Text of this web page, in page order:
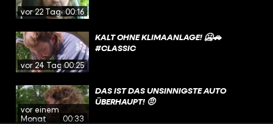
vor 22 Tagen00:16
vor 24 Tagen00:25
KALT OHNE KLIMAANLAGE! 🥶🚗
#CLASSIC
vor einem
Monat
00:33
DAS IST DAS UNSINNIGSTE AUTO
ÜBERHAUPT! 🤨